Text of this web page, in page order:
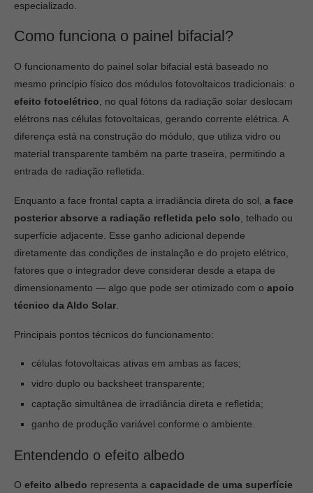
especializado.
Como funciona o painel bifacial?
O funcionamento do painel solar bifacial está baseado no
mesmo princípio físico dos módulos fotovoltaicos tradicionais: o
efeito fotoelétrico , no qual fótons da radiação solar deslocam
elétrons nas células fotovoltaicas, gerando corrente elétrica. A
diferença está na construção do módulo, que utiliza vidro ou
material transparente também na parte traseira, permitindo a
entrada de radiação refletida.
Enquanto a face frontal capta a irradiância direta do sol, a face
posterior absorve a radiação refletida pelo solo , telhado ou
superfície adjacente. Esse ganho adicional depende
diretamente das condições de instalação e do projeto elétrico,
fatores que o integrador deve considerar desde a etapa de
dimensionamento — algo que pode ser otimizado com o apoio
técnico da Aldo Solar
Principais pontos técnicos do funcionamento:
células fotovoltaicas ativas em ambas as faces;
vidro duplo ou backsheet transparente;
captação simultânea de irradiância direta e refletida;
ganho de produção variável conforme o ambiente.
Entendendo o efeito albedo
O efeito albedo representa a capacidade de uma superfície